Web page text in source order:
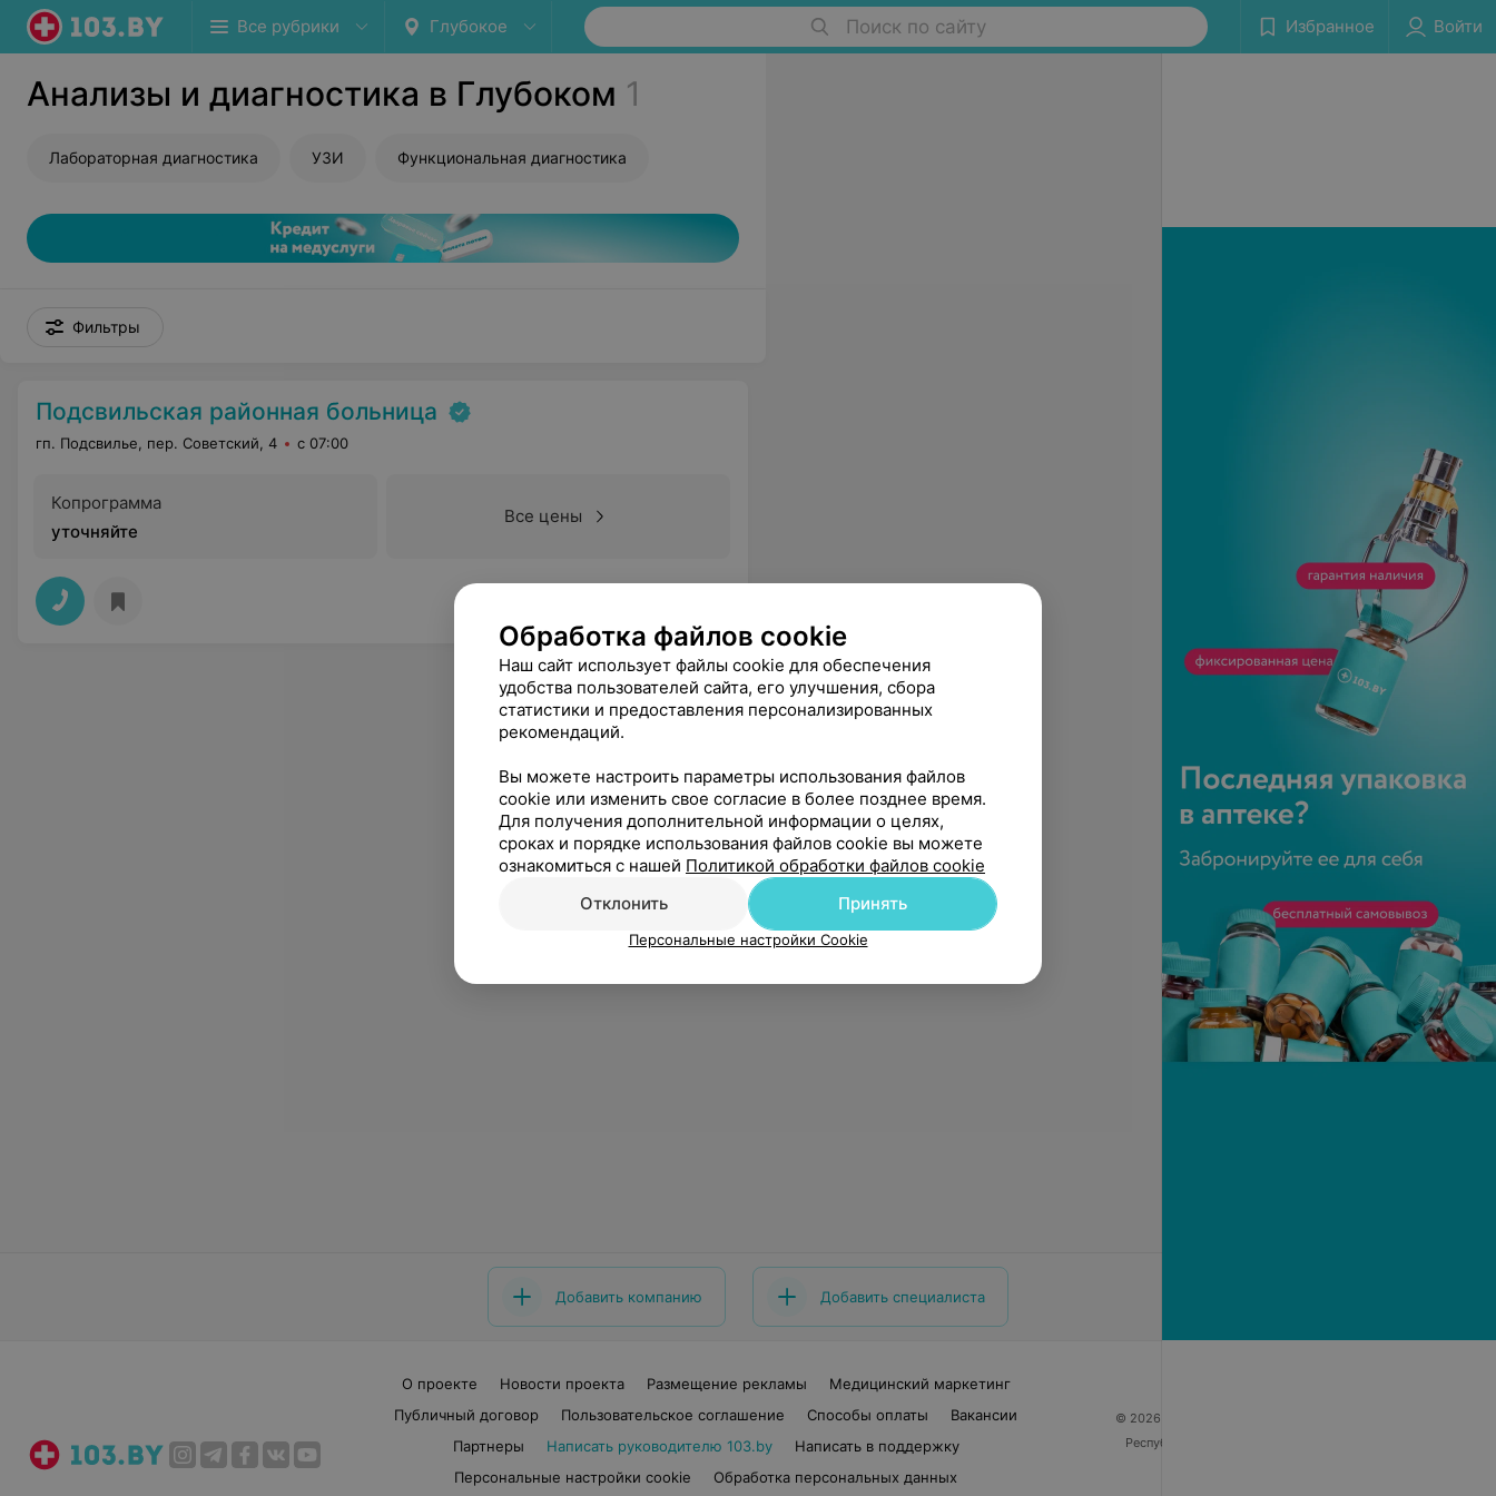
Все рубрики Глубокое Поиск по сайту Избранное Войти
Анализы и диагностика в Глубоком 1
Лабораторная диагностика УЗИ Функциональная диагностика
Фильтры
Подсвильская районная больница
гп. Подсвилье, пер. Советский, 4 с 07:00
Копрограмма
уточняйте
Все цены
Добавить компанию Добавить специалиста
О проекте Новости проекта Размещение рекламы
Медицинский маркетинг
Публичный договор
Пользовательское соглашение Способы оплаты
Вакансии
Партнеры
Написать руководителю 103.by
Написать в поддержку
Персональные настройки cookie
Обработка персональных данных
© 2026 ООО «Артокс Лаб», УНП 191700409
Республика Беларусь, г. Минск, улица Толбухина, 2,
Обработка файлов cookie
Наш сайт использует файлы cookie для обеспечения
удобства пользователей сайта, его улучшения, сбора
статистики и предоставления персонализированных
рекомендаций.
Вы можете настроить параметры использования файлов
cookie или изменить свое согласие в более позднее время.
Для получения дополнительной информации о целях,
сроках и порядке использования файлов cookie вы можете
ознакомиться с нашей Политикой обработки файлов cookie
Отклонить
Принять
Персональные настройки Cookie